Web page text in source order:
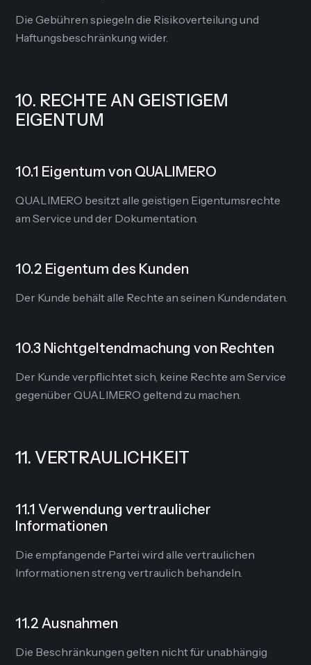
Die Gebühren spiegeln die Risikoverteilung und
Haftungsbeschränkung wider.
10. RECHTE AN GEISTIGEM
EIGENTUM
10.1 Eigentum von QUALIMERO
QUALIMERO besitzt alle geistigen Eigentumsrechte
am Service und der Dokumentation.
10.2 Eigentum des Kunden
Der Kunde behält alle Rechte an seinen Kundendaten.
10.3 Nichtgeltendmachung von Rechten
Der Kunde verpflichtet sich, keine Rechte am Service
gegenüber QUALIMERO geltend zu machen.
11. VERTRAULICHKEIT
11.1 Verwendung vertraulicher
Informationen
Die empfangende Partei wird alle vertraulichen
Informationen streng vertraulich behandeln.
11.2 Ausnahmen
Die Beschränkungen gelten nicht für unabhängig